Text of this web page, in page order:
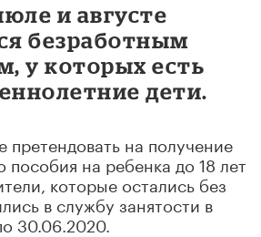
и августе
безработным
у которых есть
дети.
на получение
пособия на ребенка до 18 лет
которые остались без
в службу занятости в
30.06.2020.